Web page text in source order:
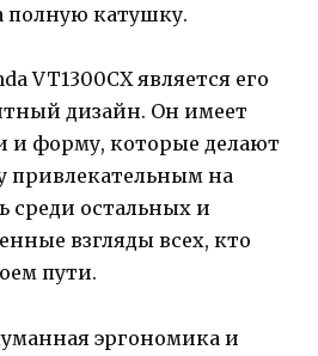
полную катушку.
VT1300CX является его
дизайн. Он имеет
и форму, которые делают
привлекательным на
среди остальных и
взгляды всех, кто
пути.
эргономика и